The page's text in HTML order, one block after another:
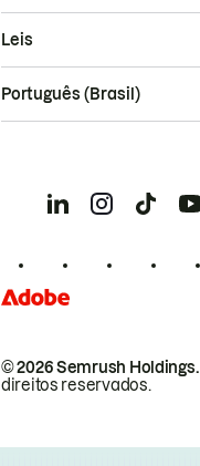
© 2026 Semrush Holdings.
direitos reservados.
Leis
Português (Brasil)